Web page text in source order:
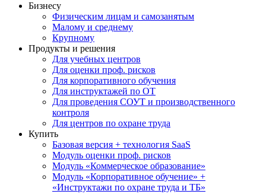
Бизнесу
Физическим лицам и самозанятым
Малому и среднему
Крупному
Продукты и решения
Для учебных центров
Для оценки проф. рисков
Для корпоративного обучения
Для инструктажей по ОТ
Для проведения СОУТ и производственного
контроля
Для центров по охране труда
Купить
Базовая версия + технология SaaS
Модуль оценки проф. рисков
Модуль «Коммерческое образование»
Модуль «Корпоративное обучение» +
«Инструктажи по охране труда и ТБ»